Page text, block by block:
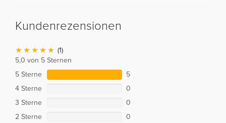
Kundenrezensionen
(1)
5,0 von 5 Sternen
5 Sterne
5
4 Sterne
0
3 Sterne
0
2 Sterne
0